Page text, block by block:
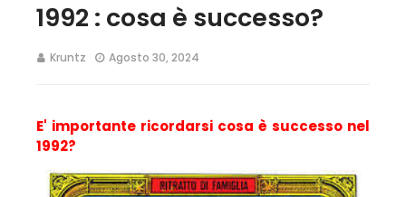
1992 : cosa è successo?
Kruntz Agosto 30, 2024
E' importante ricordarsi cosa è successo nel
1992?